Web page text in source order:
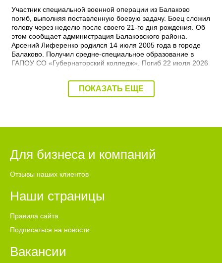
Участник специальной военной операции из Балаково
погиб, выполняя поставленную боевую задачу. Боец сложил
голову через неделю после своего 21-го дня рождения. Об
этом сообщает администрация Балаковского района.
Арсений Лиференко родился 14 июля 2005 года в городе
Балаково. Получил средне-специальное образование в
ГАПОУ СО «Губернаторский колледж». Погиб 22 июля 2026
соболезнования родным и близким Арсения Сергеевича.
Наш земляк пожертвовал собой ради будущего нашей
страны. Его героический поступок во имя Родины никогда не
состоится завтра, 7 августа с 12:00 до 13:00 в храме
ПОКАЗАТЬ ЕЩЕ
Для бизнеса и компаний
Отзывы наших клиентов
Наши страницы
Правила сайта
Подписаться на новости
Вакансии